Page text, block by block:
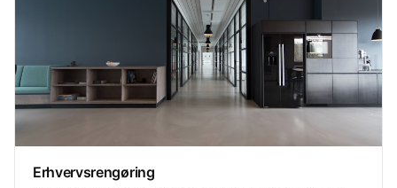
Erhvervsrengøring